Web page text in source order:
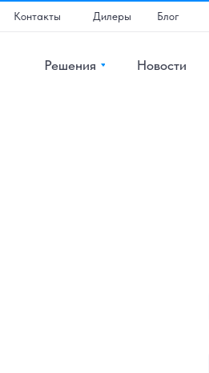
Контакты Блог
Дилеры
Решения Новости